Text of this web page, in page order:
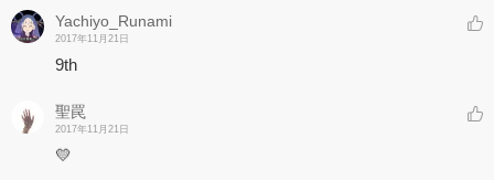
Yachiyo_Runami
2017年11月21日
9th
聖罠
2017年11月21日
💛